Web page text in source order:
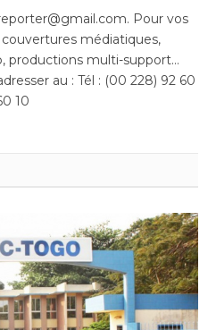
Pour vos
médiatiques,
productions multi-support…
au : Tél : (00 228) 92 60
10